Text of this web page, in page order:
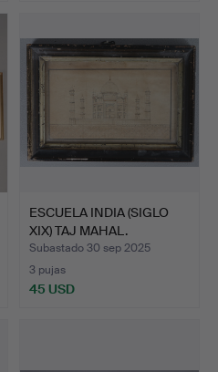
ESCUELA INDIA (SIGLO
XIX) TAJ MAHAL.
Subastado 30 sep 2025
3 pujas
45 USD